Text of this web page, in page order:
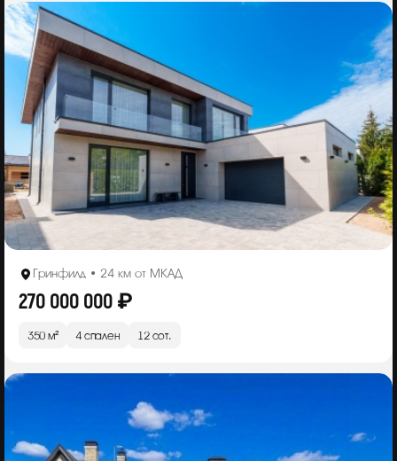
Гринфилд • 24 км от МКАД
270 000 000 ₽
350 м² 4 спален 12 сот.